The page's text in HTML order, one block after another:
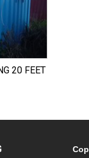
20 FEET